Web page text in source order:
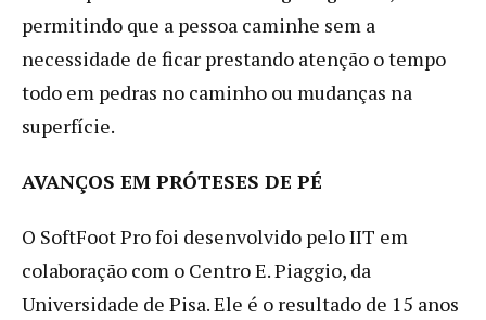
permitindo que a pessoa caminhe sem a
necessidade de ficar prestando atenção o tempo
todo em pedras no caminho ou mudanças na
superfície.
AVANÇOS EM PRÓTESES DE PÉ
O SoftFoot Pro foi desenvolvido pelo IIT em
colaboração com o Centro E. Piaggio, da
Universidade de Pisa. Ele é o resultado de 15 anos